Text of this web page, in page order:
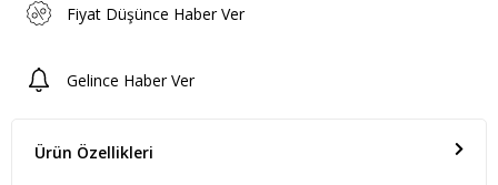
Fiyat Düşünce Haber Ver
Gelince Haber Ver
Ürün Özellikleri